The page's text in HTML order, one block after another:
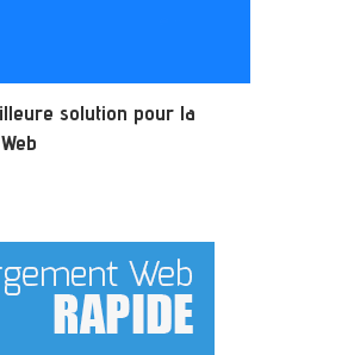
solution pour la